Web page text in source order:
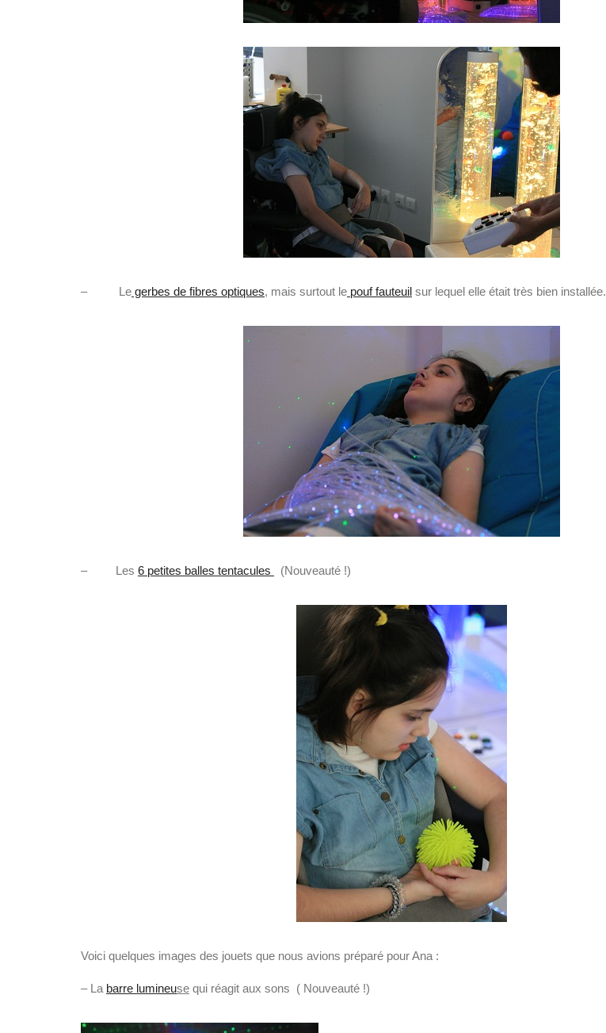
– Le gerbes de fibres optiques, mais surtout le pouf fauteuil sur lequel elle était très bien installée.
– Les 6 petites balles tentacules (Nouveauté !)
Voici quelques images des jouets que nous avions préparé pour Ana :
– La barre lumineuse qui réagit aux sons ( Nouveauté !)